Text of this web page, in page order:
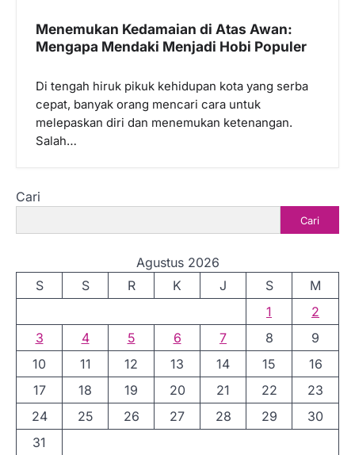
Menemukan Kedamaian di Atas Awan:
Mengapa Mendaki Menjadi Hobi Populer
Di tengah hiruk pikuk kehidupan kota yang serba
cepat, banyak orang mencari cara untuk
melepaskan diri dan menemukan ketenangan.
Salah…
Cari
Cari
Agustus 2026
S
S R K J S
M
1
2
3
4 5 6 7 8
9
10
11 12 13 14 15
16
17
18 19 20 21 22
23
24
25 26 27 28 29
30
31